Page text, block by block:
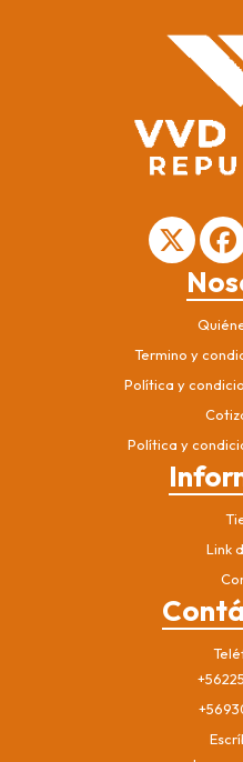
Termino y
Política y
Política y
Link